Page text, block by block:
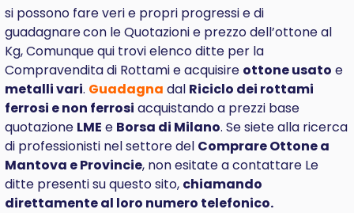
si possono fare veri e propri progressi e di
guadagnarecon le Quotazioni e prezzo dell’ottone al
Kg, Comunque qui trovi elenco ditte per la
Compravendita di Rottami e acquisire ottone usato e
metalli vari. Guadagna dal Riciclo dei rottami
ferrosi e non ferrosi acquistando a prezzi base
quotazione LME e Borsa di Milano. Se siete alla ricerca
di professionisti nel settore del ComprareOttone a
Mantova e Provincie, non esitate a contattare Le
ditte presenti su questo sito, chiamando
direttamente al loro numero telefonico.